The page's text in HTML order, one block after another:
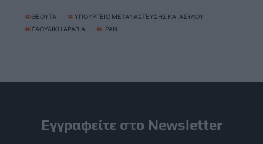
#ΘΕΟΥΤΑ # ΥΠΟΥΡΓΕΙΟ ΜΕΤΑΝΑΣΤΕΥΣΗΣ ΚΑΙ ΑΣΥΛΟΥ
# ΣΑΟΥΔΙΚΗ ΑΡΑΒΙΑ # ΙΡΑΝ
Εγγραφείτε στο Newsletter